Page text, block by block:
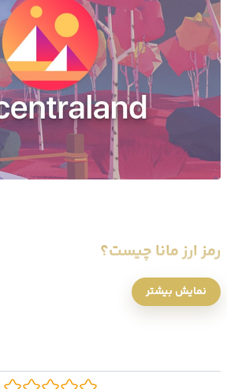
رمز ارز مانا چیست؟
نمایش بیشتر